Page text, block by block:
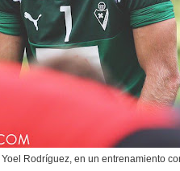
Yoel Rodríguez, en un entrenamiento